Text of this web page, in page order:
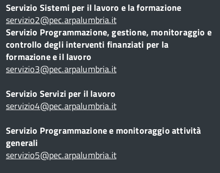
Servizio Sistemi per il lavoro e la formazione
servizio2@pec.arpalumbria.it
Servizio Programmazione, gestione, monitoraggio e
controllo degli interventi finanziati per la
formazione e il lavoro
servizio3@pec.arpalumbria.it
Servizio Servizi per il lavoro
servizio4@pec.arpalumbria.it
Servizio Programmazione e monitoraggio attività
generali
servizio5@pec.arpalumbria.it